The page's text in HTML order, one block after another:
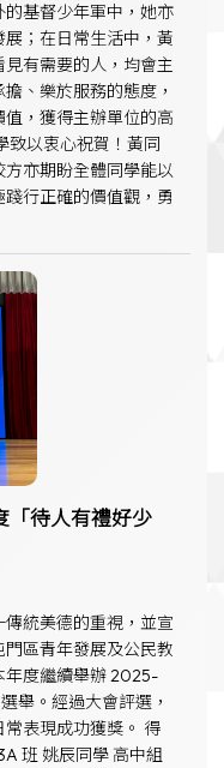
基督少年軍中，她亦
；在日常生活中，黃
有需要的人，均會主
、樂於服務的態度，
，獲得主辦單位的高
致以衷心祝賀！黃同
亦期盼全體同學能以
行正確的價值觀，勇
「待人有禮好少
統美德的重視，並宣
區青年發展及公民教
年度繼續舉辦 2025-
舉。經過大會評選，
表現成功獲獎。 得
班 姚辰同學 高中組